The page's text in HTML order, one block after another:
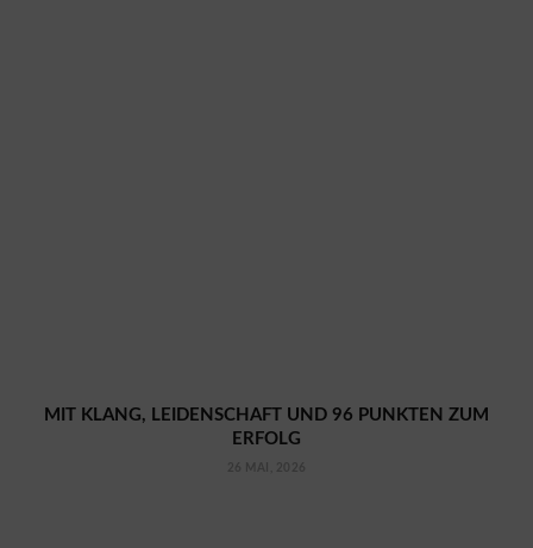
MIT KLANG, LEIDENSCHAFT UND 96 PUNKTEN ZUM
ERFOLG